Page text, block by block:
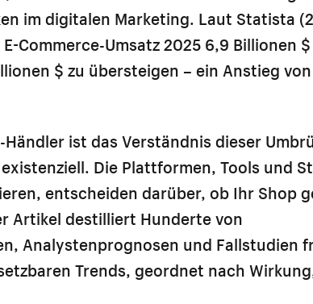
im digitalen Marketing. Laut Statista
Commerce-Umsatz 2025 6,9 Billionen
$ zu übersteigen – ein Anstieg von
ist das Verständnis dieser
Die Plattformen, Tools und
entscheiden darüber, ob Ihr Shop
Artikel destilliert Hunderte von
Analystenprognosen und Fallstudien
Trends, geordnet nach